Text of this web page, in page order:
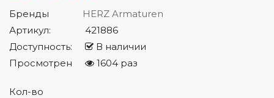
Бренды
HERZ Armaturen
Артикул:
421886
Доступность:
В наличии
Просмотрен
1604 раз
Кол-во